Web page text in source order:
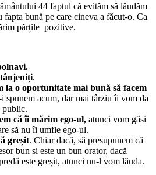
44 faptul că evităm să lăudăm
fapta bună pe care cineva a făcut-o. Ca
părțile pozitive.
.
la o oportunitate mai bună să facem
i spunem acum, dar mai târziu îi vom da
public.
că îi mărim ego-ul, atunci vom găsi
să nu îi umfle ego-ul.
greșit. Chiar dacă, să presupunem că
bun și este un bun orator, dacă
este greșit, atunci nu-l vom lăuda.